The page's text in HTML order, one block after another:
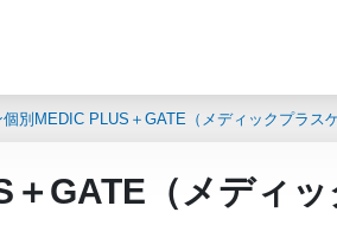
別MEDIC PLUS＋GATE（メディックプラスゲ
GATE（メディ